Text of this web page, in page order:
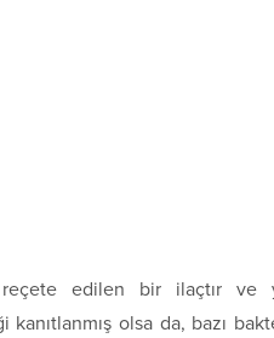
reçete edilen bir ilaçtır ve
kanıtlanmış olsa da, bazı